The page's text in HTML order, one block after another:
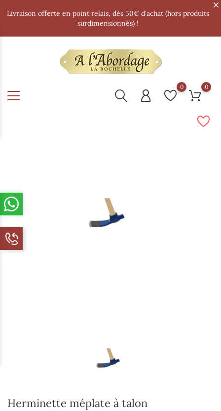
Livraison offerte en point relais, dès 50€ d'achat (hors produits
surdimensionnés) !
0 0
Herminette méplate à talon